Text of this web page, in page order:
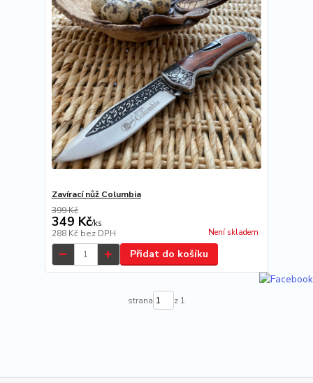
Zavírací nůž Columbia
399 Kč
349 Kč/ks
288 Kč bez DPH Není skladem
Přidat do košíku
strana z 1